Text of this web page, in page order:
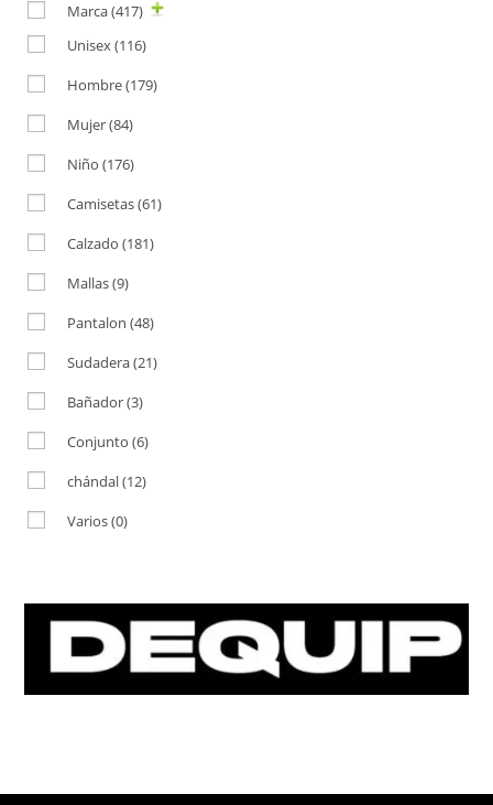
Marca(417)
Unisex(116)
Hombre(179)
Mujer(84)
Niño (176)
Camisetas(61)
Calzado (181)
Mallas(9)
Pantalon (48)
Sudadera(21)
Bañador(3)
Conjunto (6)
chándal(12)
Varios(0)